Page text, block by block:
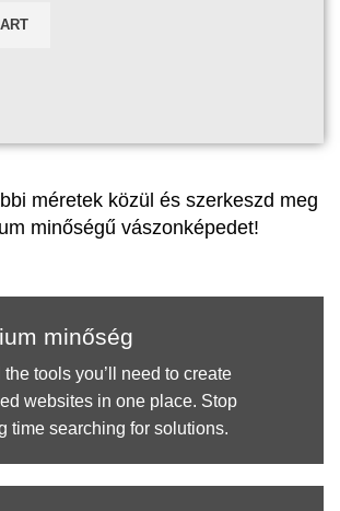
méretek közül és szerkeszd meg
minőségű vászonképedet!
minőség
the tools you’ll need to create
websites in one place. Stop
time searching for solutions.